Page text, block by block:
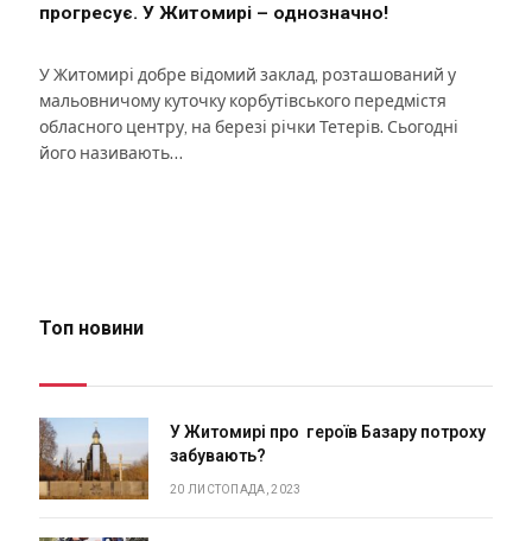
прогресує. У Житомирі – однозначно!
У Житомирі добре відомий заклад, розташований у
мальовничому куточку корбутівського передмістя
обласного центру, на березі річки Тетерів. Сьогодні
його називають…
Топ новини
У Житомирі про героїв Базару потроху
забувають?
20 ЛИСТОПАДА, 2023